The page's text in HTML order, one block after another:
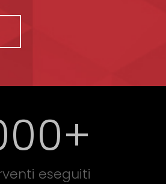
+
eseguiti